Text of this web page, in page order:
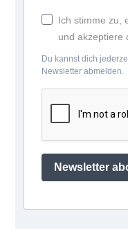
Ich stimme zu,
und akzeptiere
Du kannst dich
Newsletter abmelden.
Newsletter